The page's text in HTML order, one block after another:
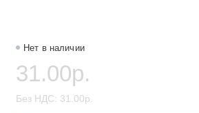
Разъёмы, штекеры и соединители
Резисторы
Реле
Нет в наличии
31.00р.
Без НДС: 31.00р.